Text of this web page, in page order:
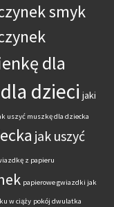
smyk
dla
dzieci jaki
uszyć muszkę dla dziecka
jak uszyć
z papieru
papierowe gwiazdki jak
w ciąży pokój dwulatka